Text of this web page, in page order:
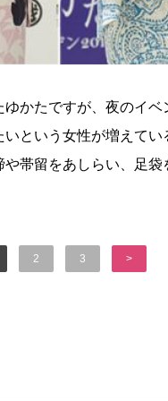
かたですが、夜のイ
という女性が増えてい
帯留をあしらい、足袋
2 3 >